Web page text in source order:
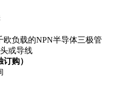
欧负载的NPN半导体三极管
头或导线
购）